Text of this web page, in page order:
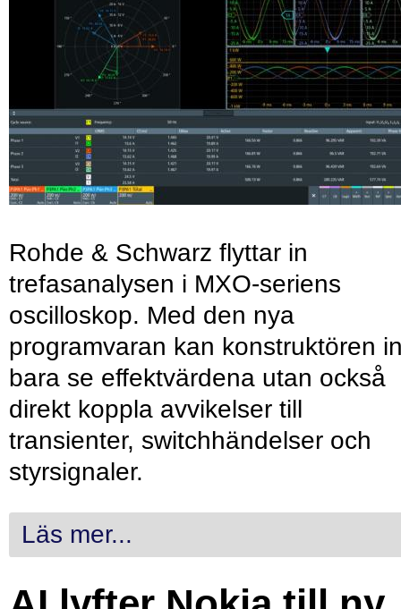
Rohde & Schwarz flyttar in
trefasanalysen i MXO-seriens
oscilloskop. Med den nya
programvaran kan konstruktören
bara se effektvärdena utan också
direkt koppla avvikelser till
transienter, switchhändelser och
styrsignaler.
Läs mer...